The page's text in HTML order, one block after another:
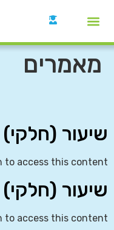
מאמרים
שיעור
to access this content
שיעור
to access this content